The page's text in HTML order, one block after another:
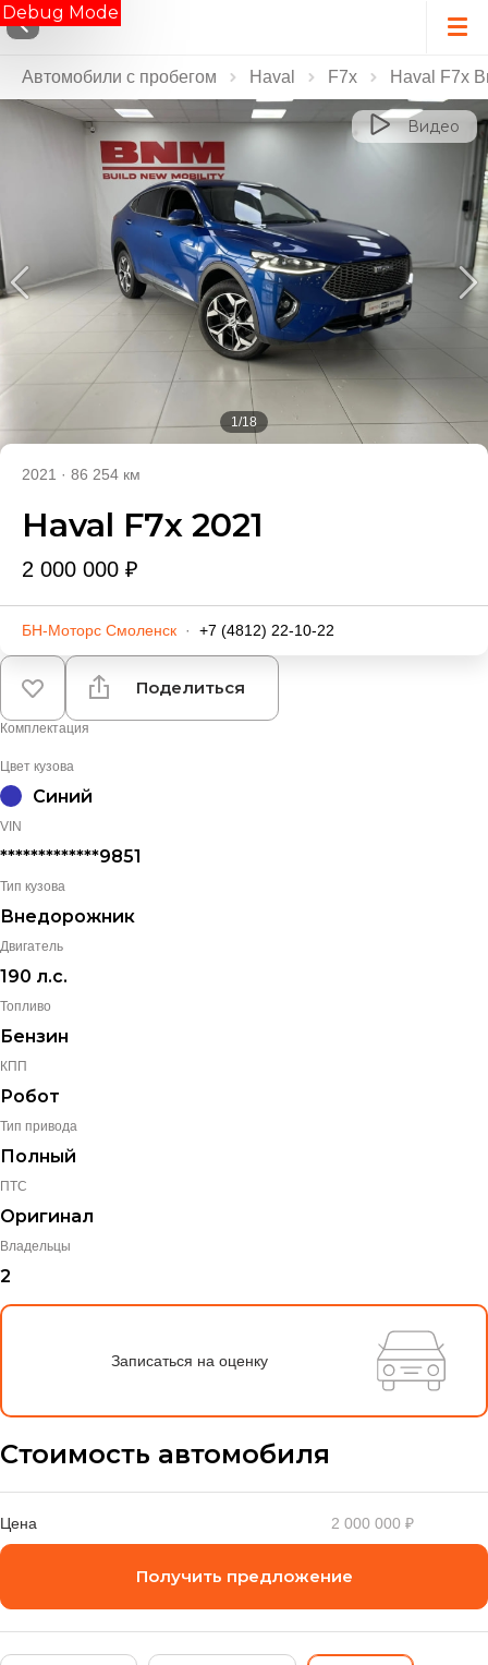
Debug Mode
Автомобили с пробегом Haval F7x Haval F7x
1/18
Видео
2021 · 86 254 км
Haval F7x 2021
2 000 000 ₽
БН-Моторс Смоленск · +7 (4812) 22-10-22
Поделиться
Комплектация
Цвет кузова
Синий
VIN
*************9851
Тип кузова
Внедорожник
Двигатель
190 л.с.
Топливо
Бензин
КПП
Робот
Тип привода
Полный
ПТС
Оригинал
Владельцы
2
Записаться на оценку
Стоимость автомобиля
Цена 2 000 000 ₽
Получить предложение